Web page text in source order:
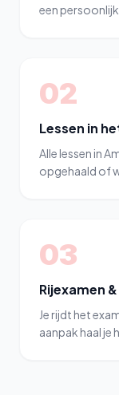
een persoonlijk
02
Lessen in
Alle lessen in
opgehaald of
03
Rijexamen
Je rijdt het
aanpak haal je